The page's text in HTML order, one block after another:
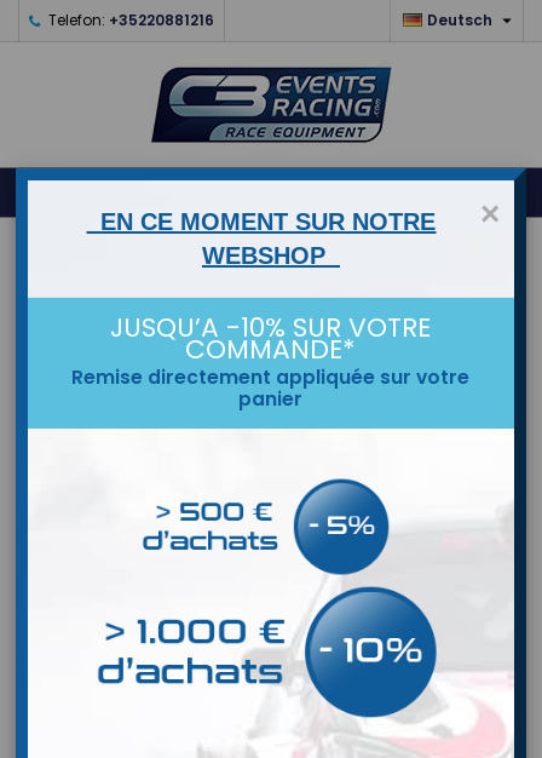
Telefon: +35220881216 Deutsch 
0
×
EN CE MOMENT SUR NOTRE
WEBSHOP
JUSQU’A -10% SUR VOTRE
COMMANDE*
Remise directement appliquée sur votre
panier